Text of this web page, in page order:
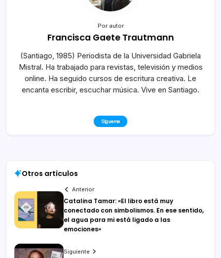
Por autor
Francisca Gaete Trautmann
(Santiago, 1985) Periodista de la Universidad Gabriela
Mistral. Ha trabajado para revistas, televisión y medios
online. Ha seguido cursos de escritura creativa. Le
encanta escribir, escuchar música. Vive en Santiago.
Sígueme
Otros artículos
Anterior
Catalina Tamar: «El libro está muy
conectado con simbolismos. En ese sentido,
el agua para mi está ligado a las
emociones»
Siguiente